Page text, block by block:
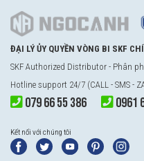
ĐẠI LÝ ỦY QUYỀN VÒNG BI SKF
SKF Authorized Distributor - Phân
Hotline support 24/7 (CALL - SMS -
079 66 55 386 0961
Kết nối với chúng tôi